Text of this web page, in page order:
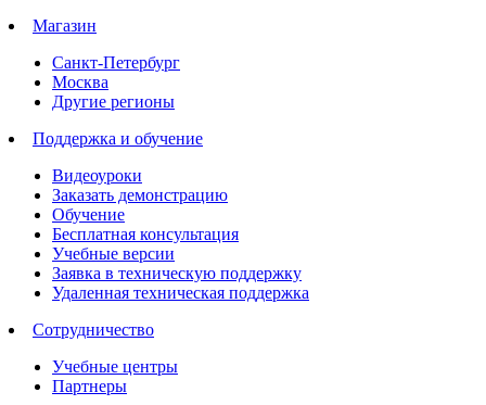
Магазин
Санкт-Петербург
Москва
Другие регионы
Поддержка и обучение
Видеоуроки
Заказать демонстрацию
Обучение
Бесплатная консультация
Учебные версии
Заявка в техническую поддержку
Удаленная техническая поддержка
Сотрудничество
Учебные центры
Партнеры